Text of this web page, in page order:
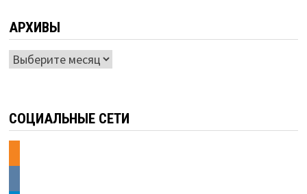
АРХИВЫ
Архивы
СОЦИАЛЬНЫЕ СЕТИ